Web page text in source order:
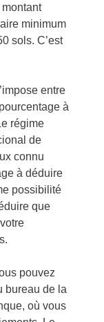
minimum
sols. C’est
entre
à
régime
de
connu
à déduire
possibilité
que
pouvez
bureau de la
où vous